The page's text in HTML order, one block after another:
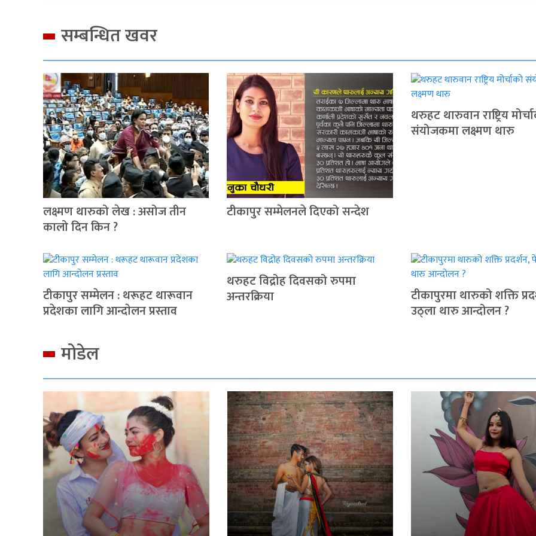
सम्बन्धित खवर
लक्ष्मण थारुको लेख : असोज तीन
कालो दिन किन ?
टीकापुर सम्मेलनले दिएको सन्देश
थरुहट थारुवान राष्ट्रिय
संयोजकमा लक्ष्मण थारु
टीकापुर सम्मेलन : थरूहट थारूवान
प्रदेशका लागि आन्दाेलन प्रस्ताव
थरुहट विद्रोह दिवसको रुपमा
अन्तरक्रिया टीकापुरमा थारुको शक्ति
उठ्ला थारु आन्दोलन ?
मोडेल